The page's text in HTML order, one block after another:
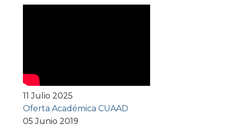
11 Julio 2025
Oferta Académica CUAAD
05 Junio 2019